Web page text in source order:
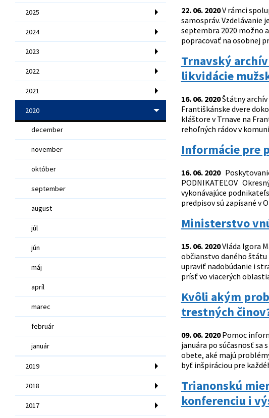
2025
2024
2023
2022
2021
2020
december
november
október
september
august
júl
jún
máj
apríl
marec
február
január
2019
2018
2017
22. 06. 2020V rámci
samospráv. Vzdelávanie
septembra 2020 možno
popracovať na osobnej
Trnavský
likvidácie
16. 06. 2020Štátny archív
Františkánske dvere
kláštore v Trnave na
rehoľných rádov v
Informácie pre
16. 06. 2020Poskytovanie
PODNIKATEĽOV
vykonávajúce
predpisov sú zapísané v
Ministerstvo
15. 06. 2020Vláda Igora
občianstvo daného
upraviť nadobúdanie i
prísť vo viacerých
Kvôli akým
trestných
09. 06. 2020Pomoc
januára po súčasnosť sa
obete, aké majú
byť inšpiráciou pre
Trianonskú
konferenciu i